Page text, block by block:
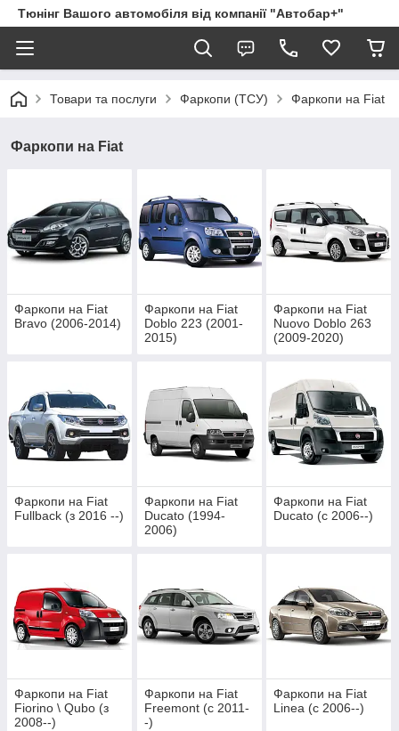
Тюнінг Вашого автомобіля від компанії "Автобар+"
Товари та послуги Фаркопи (ТСУ) Фаркопи на Fiat
Фаркопи на Fiat
Фаркопи на Fiat
Bravo (2006-2014)
Фаркопи на Fiat
Doblo 223 (2001-
2015)
Фаркопи на Fiat
Nuovo Doblo 263
(2009-2020)
Фаркопи на Fiat
Fullback (з 2016 --)
Фаркопи на Fiat
Ducato (1994-
2006)
Фаркопи на Fiat
Ducato (c 2006--)
Фаркопи на Fiat
Fiorino \ Qubo (з
2008--)
Фаркопи на Fiat
Freemont (c 2011-
-)
Фаркопи на Fiat
Linea (c 2006--)